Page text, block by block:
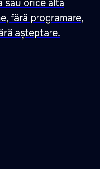
sau orice altă
fără programare,
așteptare.